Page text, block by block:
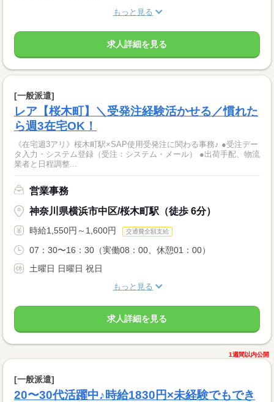
もっと見る
求人詳細を見る
[一般派遣]
レア【桜木町】＼受発注経験活かせる／慣れた
ら週3在宅OK！
《在宅週3アリ》桜木町駅×SAP使用受発注に関わる事務♪ ●受注デー
タ入力・システム登録（受注：システム・メール） ●出荷手配、物流
業者と日程調整...
営業事務
神奈川県横浜市中区/桜木町駅（徒歩 6分）
時給1,550円～1,600円 交通費全額支給
07：30〜16：30（実働08：00、休憩01：00）
土曜日 日曜日 祝日
もっと見る
求人詳細を見る
1週間以内公開
[一般派遣]
20〜30代活躍中♪時給1830円×未経験でもでき